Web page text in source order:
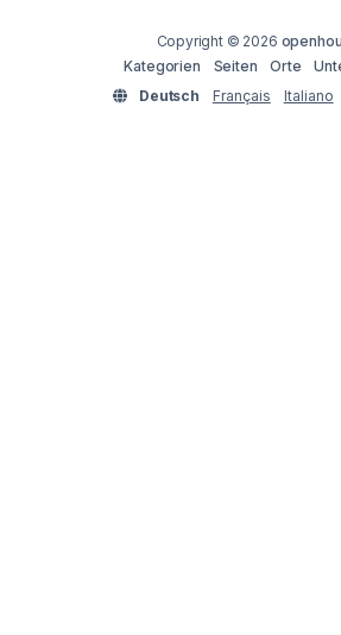
Copyright © 2026
Kategorien
Seiten Orte
Deutsch
Français Italiano